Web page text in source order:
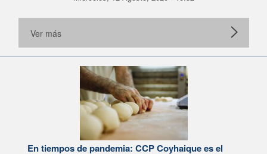
Ver más
En tiempos de pandemia: CCP Coyhaique es el